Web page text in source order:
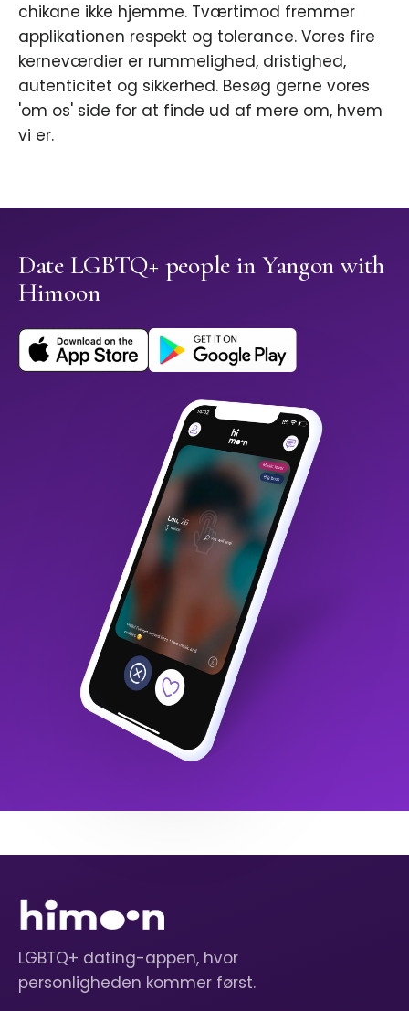
chikane ikke hjemme. Tværtimod fremmer
applikationen respekt og tolerance. Vores fire
kerneværdier er rummelighed, dristighed,
autenticitet og sikkerhed. Besøg gerne vores
'om os' side for at finde ud af mere om, hvem
vi er.
Date LGBTQ+ people in Yangon with
Himoon
LGBTQ+ dating-appen, hvor
personligheden kommer først.